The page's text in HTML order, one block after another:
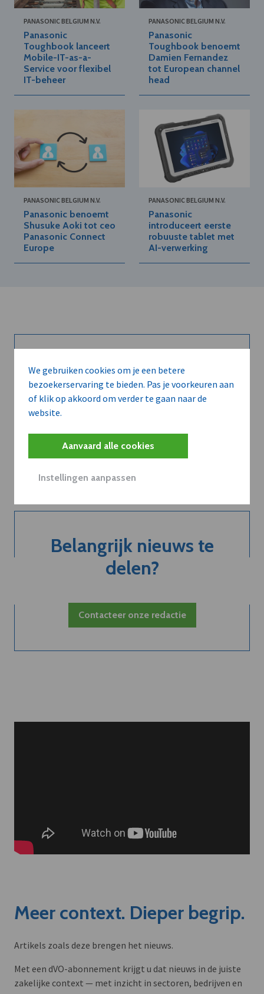
We gebruiken cookies om je een betere
bezoekerservaring te bieden. Pas je voorkeuren aan
of klik op akkoord om verder te gaan naar de
website.
Aanvaard alle cookies
Instellingen aanpassen
PANASONIC BELGIUM N.V.
Panasonic
Toughbook lanceert
Mobile-IT-as-a-
Service voor flexibel
IT-beheer
PANASONIC BELGIUM N.V.
Panasonic
Toughbook benoemt
Damien Fernandez
tot European channel
head
PANASONIC BELGIUM N.V.
Panasonic benoemt
Shusuke Aoki tot ceo
Panasonic Connect
Europe
PANASONIC BELGIUM N.V.
Panasonic
introduceert eerste
robuuste tablet met
AI-verwerking
Kort de voordelen
van een
Neem dVO Leads
Belangrijk nieuws te
delen?
Contacteer onze redactie
Meer context. Dieper begrip.
Artikels zoals deze brengen het nieuws.
Met een dVO-abonnement krijgt u dat nieuws in de juiste
zakelijke context — met inzicht in sectoren, bedrijven en